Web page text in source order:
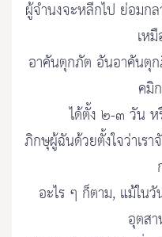
ผู้จำนงจะหลีกไป ย่อมก
เห
อาคันตุกภัต อันอาคันตุ
คมิ
ได้ตั้ง ๒-๓ วัน
ภิกษุผู้ฉันด้วยตั้งใจว่าเร
อะไร ๆ ก็ตาม, แม้ใน
อุตส